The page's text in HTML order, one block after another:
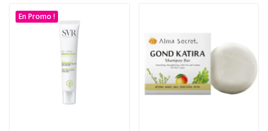
En Promo !